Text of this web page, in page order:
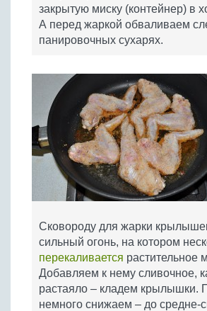
закрытую миску (контейнер) в
А перед жаркой обваливаем
панировочных сухарях.
Сковороду для жарки
сильный огонь, на котором
перекаливается растительное
Добавляем к нему сливочное,
растаяло – кладем крылышки.
немного снижаем – до средне-